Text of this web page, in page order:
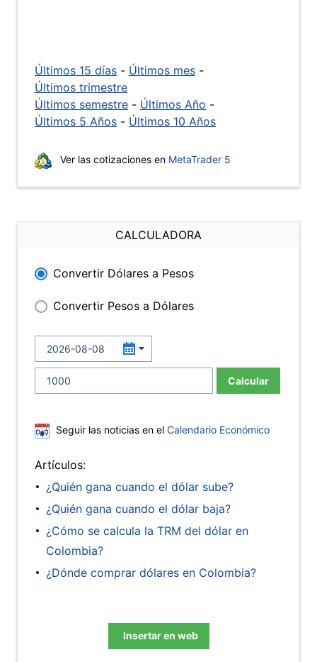
Últimos 15 días - Últimos mes -
Últimos trimestre
Últimos semestre - Últimos Año -
Últimos 5 Años - Últimos 10 Años
Ver las cotizaciones en MetaTrader 5
CALCULADORA
Convertir Dólares a Pesos
Convertir Pesos a Dólares
Calcular
Seguir las noticias en el Calendario Económico
Artículos:
¿Quién gana cuando el dólar sube?
¿Quién gana cuando el dólar baja?
¿Cómo se calcula la TRM del dólar en
Colombia?
¿Dónde comprar dólares en Colombia?
Insertar en web